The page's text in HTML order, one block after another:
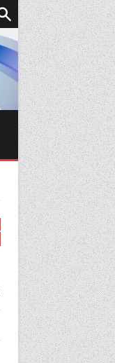
Spodbuda za adventni